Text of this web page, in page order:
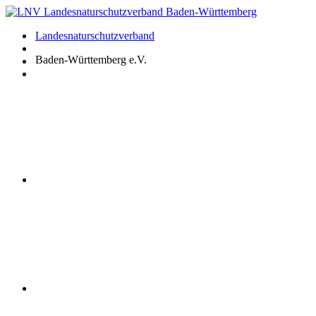
Zum
springenLandesnaturschutzverband
Baden-Württemberg e.V.